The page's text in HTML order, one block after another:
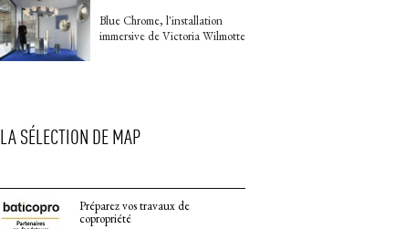
Blue Chrome, l'installation
immersive de Victoria Wilmotte
LA SÉLECTION DE MAP
Préparez vos travaux de
copropriété